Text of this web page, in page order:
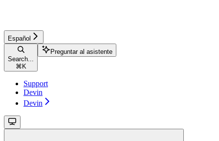
Español
Search...
⌘ K
Preguntar al asistente
Support
Devin
Devin